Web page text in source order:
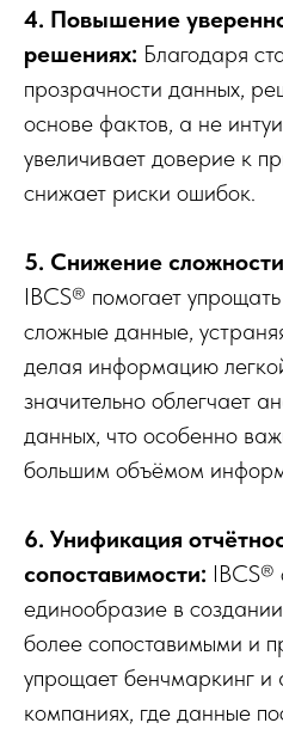
4. Повышение
решениях: Благодаря
прозрачности данных,
основе фактов, а не
увеличивает доверие к
снижает риски ошибок.
5. Снижение
IBCS® помогает
сложные данные,
делая информацию
значительно облегчает
данных, что особенно
большим объёмом
6. Унификация
сопоставимости: IBCS®
единообразие в
более сопоставимыми и
упрощает бенчмаркинг и
компаниях, где данные